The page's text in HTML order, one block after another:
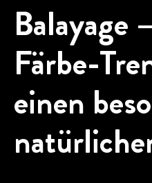
Balayage
Färbe-
einen